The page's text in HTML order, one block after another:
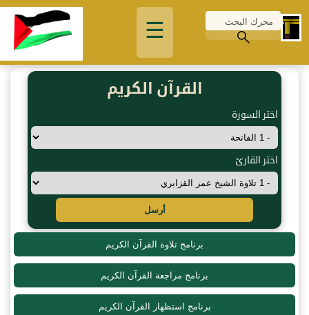
☰
القرآن الكريم
اختر السورة
اختر القارئ
أرسل
برنامج تلاوة القرآن الكريم
برنامج مراجعة القرآن الكريم
برنامج استظهار القرآن الكريم